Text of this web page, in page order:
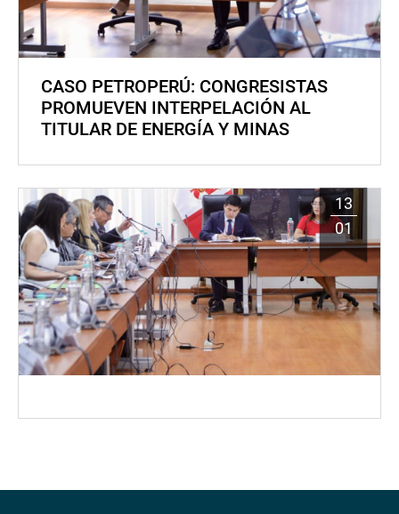
CASO PETROPERÚ: CONGRESISTAS
PROMUEVEN INTERPELACIÓN AL
TITULAR DE ENERGÍA Y MINAS
13
01